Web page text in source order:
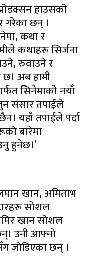
हाउसको
गरेका छन् ।
कथा र
कथाहरू सिर्जना
रुवाउने र
छ। अब हामी
सिनेमाको नयाँ
संसार तपाईले
यहाँ तपाईंले पर्दा
बारेमा
हुनेछ।’
खान, अमिताभ
सोशल
खान सोशल
उनी आफ्नो
जोडिएका छन् ।